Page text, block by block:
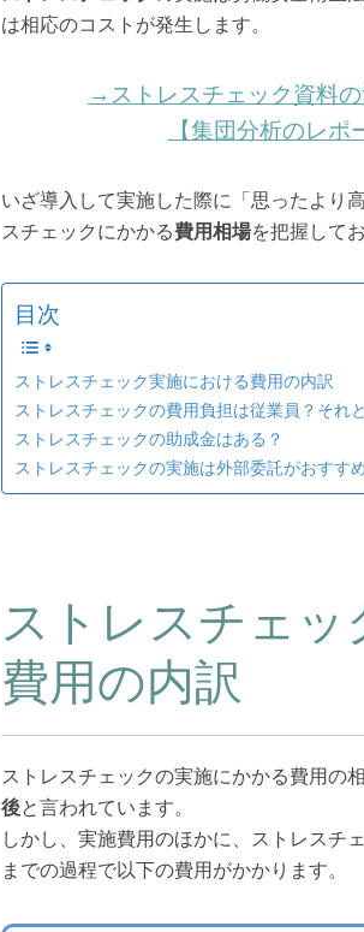
は相応のコストが発生します。
→ストレスチェック資料
【集団分析のレポ
いざ導入して実施した際に「思ったより
スチェックにかかる費用相場を把握して
目次
ストレスチェック実施における費用の内訳
ストレスチェックの費用負担は従業員？それ
ストレスチェックの助成金はある？
ストレスチェックの実施は外部委託がおすす
ストレスチェ
費用の内訳
ストレスチェックの実施にかかる費用の相
後と言われています。
しかし、実施費用のほかに、ストレスチ
までの過程で以下の費用がかかります。